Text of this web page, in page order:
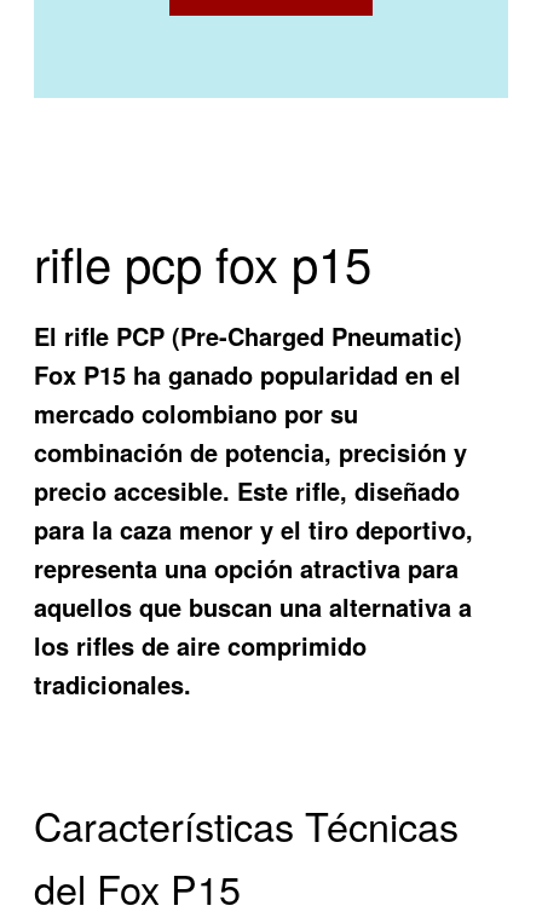
rifle pcp fox p15
El rifle PCP (Pre-Charged Pneumatic)
Fox P15 ha ganado popularidad en el
mercado colombiano por su
combinación de potencia, precisión y
precio accesible. Este rifle, diseñado
para la caza menor y el tiro deportivo,
representa una opción atractiva para
aquellos que buscan una alternativa a
los rifles de aire comprimido
tradicionales.
Características Técnicas
del Fox P15